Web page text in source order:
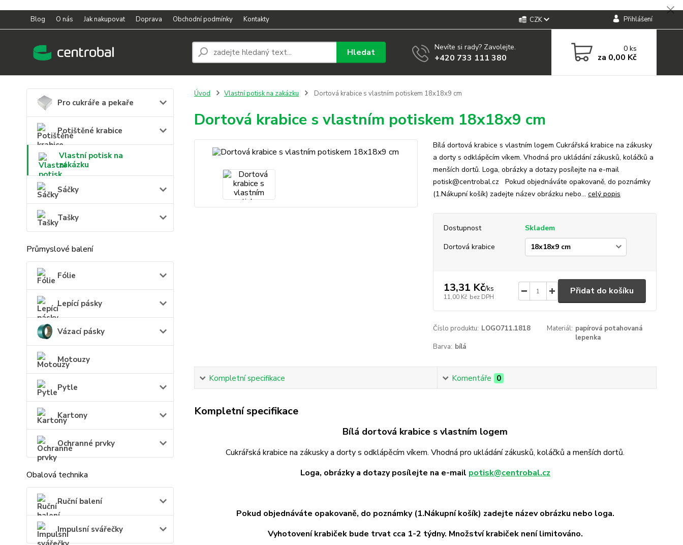
Blog O nás Jak nakupovat Doprava Obchodní podmínky Kontakty CZK Přihlášení
Hledat Nevíte si rady? Zavolejte.
+420 733 111 380
0ks
za 0,00 Kč
Pro cukráře a pekaře
Potištěné krabice
Vlastní potisk na
zakázku
Sáčky
Tašky
Průmyslové balení
Fólie
Lepící pásky
Vázací pásky
Motouzy
Pytle
Kartony
Ochranné prvky
Obalová technika
Ruční balení
Impulsní svářečky
Úvod Vlastní potisk na zakázku Dortová krabice s vlastním potiskem 18x18x9 cm
Dortová krabice s vlastním potiskem 18x18x9 cm
Bílá dortová krabice s vlastním logem Cukrářská krabice na zákusky
a dorty s odklápěcím víkem. Vhodná pro ukládání zákusků, koláčků a
menších dortů. Loga, obrázky a dotazy posílejte na e-mail
potisk@centrobal.cz Pokud objednáváte opakovaně, do poznámky
(1.Nákupní košík) zadejte název obrázku nebo... celý popis
Dostupnost
Skladem
Dortová krabice
13,31 Kč/ks
11,00 Kč bez DPH
Přidat do košíku
Číslo produktu: LOGO711.1818 Materiál: papírová potahovaná
lepenka
Barva: bílá
Kompletní specifikace Komentáře 0
Kompletní specifikace
Bílá dortová krabice s vlastním logem
Cukrářská krabice na zákusky a dorty s odklápěcím víkem. Vhodná pro ukládání zákusků, koláčků a menších dortů.
Loga, obrázky a dotazy posílejte na e-mail potisk@centrobal.cz
Pokud objednáváte opakovaně, do poznámky (1.Nákupní košík) zadejte název obrázku nebo loga.
Vyhotovení krabiček bude trvat cca 1-2 týdny. Množství krabiček není limitováno.